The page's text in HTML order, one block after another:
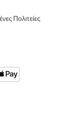
Πολιτείες